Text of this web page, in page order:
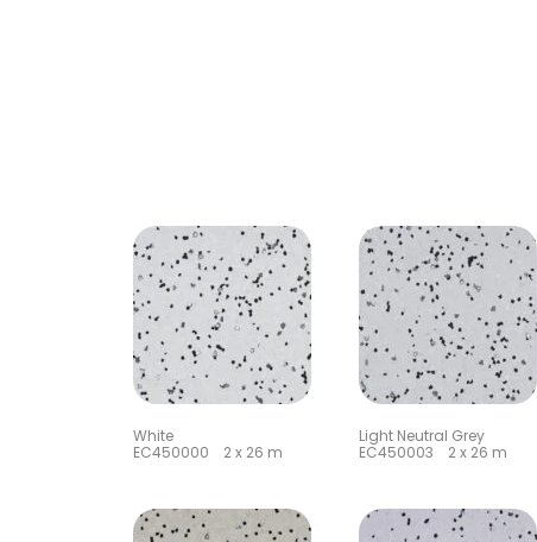
White
EC450000 2 x 26 m
Light Neutral Grey
EC450003 2 x 26 m